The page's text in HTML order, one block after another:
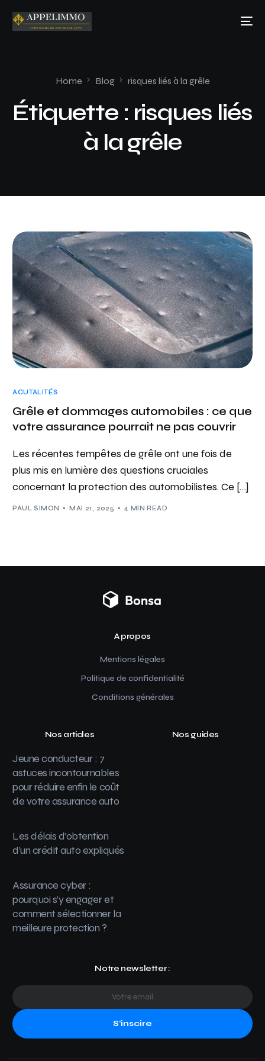
Home Blog risques liés à la grêle
Étiquette : risques liés
à la grêle
ACUTALITÉS
Grêle et dommages automobiles : ce que
votre assurance pourrait ne pas couvrir
Les récentes tempêtes de grêle ont une fois de
plus mis en lumière des questions cruciales
concernant la protection des automobilistes. Ce […]
PAUL SIMON MAI 21, 2025 4 MIN READ
A propos
Mentions légales
Politique de confidentialité
Conditions générales
Nos articles
Jeune conducteur : 7
astuces incontournables
pour réduire enfin le coût
de votre assurance auto
Les délais d’obtention
d’un crédit auto expliqués
Assurance cyber :
pourquoi s’y engager et
comment sélectionner la
meilleure protection ?
Nos guides
Notre newsletter :
S'inscire